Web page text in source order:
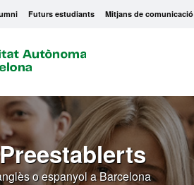
Futurs estudiants Mitjans de comunicació
A
o espanyol a Barcelona